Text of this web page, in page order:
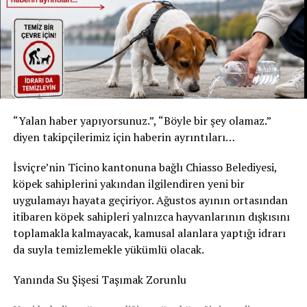
Tessin’de Şok Edici Karar: Üvey Kızına Yıllarca Cinsel
Tacizde Bulunan Adam 7,5 Yıl Hapis Cezası Aldı
DON'T MISS
Bern’de Uber Skandalı: Şoför, Genç Kızın Acil Durumunu
Kötüye Kullandı
* Şişe: 200 ml
* Son tüketim tarihi: 31 Temmuz 2027
* Kızılay Elma Aromalı Gazlı İçecek
* Şişe: 200 ml
* Son tüketim tarihi: 20 Şubat 2027
ürünlerin geri çağırma kapsamında olduğunu belirtti.
Akar Swiss AG, tüketicilerden belirtilen ürünleri
kesinlikle tüketmemelerini istedi. Geri çağırma
kapsamındaki içecekler, satın alma fişi ibraz edilmeden
satın alındıkları market veya satış noktasına teslim
edilebilecek. Ürün bedeli tüketicilere tam olarak iade
“Yalan haber yapıyorsunuz.”, “Böyle bir şey olamaz.”
diyen takipçilerimiz için haberin ayrıntıları…
İsviçre’nin Ticino kantonuna bağlı Chiasso Belediyesi,
köpek sahiplerini yakından ilgilendiren yeni bir
uygulamayı hayata geçiriyor. Ağustos ayının ortasından
itibaren köpek sahipleri yalnızca hayvanlarının dışkısını
toplamakla kalmayacak, kamusal alanlara yaptığı idrarı
da suyla temizlemekle yükümlü olacak.
Yanında Su Şişesi Taşımak Zorunlu